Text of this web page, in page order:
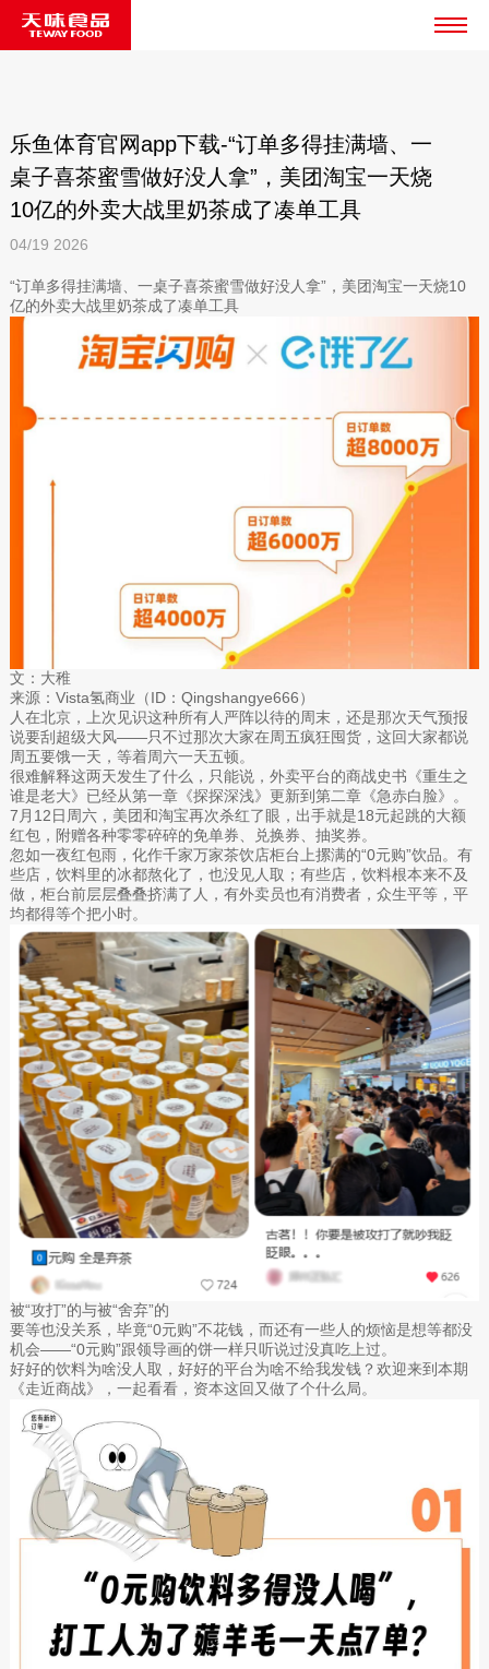
乐鱼体育官网app下载-“订单多得挂满墙、一
桌子喜茶蜜雪做好没人拿”，美团淘宝一天烧
10亿的外卖大战里奶茶成了凑单工具
04/19 2026
“订单多得挂满墙、一桌子喜茶蜜雪做好没人拿”，美团淘宝一天烧10
亿的外卖大战里奶茶成了凑单工具
文：大稚
来源：Vista氢商业（ID：Qingshangye666）
人在北京，上次见识这种所有人严阵以待的周末，还是那次天气预报
说要刮超级大风——只不过那次大家在周五疯狂囤货，这回大家都说
周五要饿一天，等着周六一天五顿。
很难解释这两天发生了什么，只能说，外卖平台的商战史书《重生之
谁是老大》已经从第一章《探探深浅》更新到第二章《急赤白脸》。
7月12日周六，美团和淘宝再次杀红了眼，出手就是18元起跳的大额
红包，附赠各种零零碎碎的免单券、兑换券、抽奖券。
忽如一夜红包雨，化作千家万家茶饮店柜台上摞满的“0元购”饮品。有
些店，饮料里的冰都熬化了，也没见人取；有些店，饮料根本来不及
做，柜台前层层叠叠挤满了人，有外卖员也有消费者，众生平等，平
均都得等个把小时。
被“攻打”的与被“舍弃”的
要等也没关系，毕竟“0元购”不花钱，而还有一些人的烦恼是想等都没
机会——“0元购”跟领导画的饼一样只听说过没真吃上过。
好好的饮料为啥没人取，好好的平台为啥不给我发钱？欢迎来到本期
《走近商战》，一起看看，资本这回又做了个什么局。